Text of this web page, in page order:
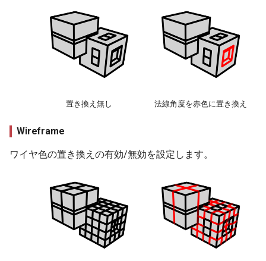
置き換え無し 法線角度を赤色に置き換え
Wireframe
ワイヤ色の置き換えの有効/無効を設定します。